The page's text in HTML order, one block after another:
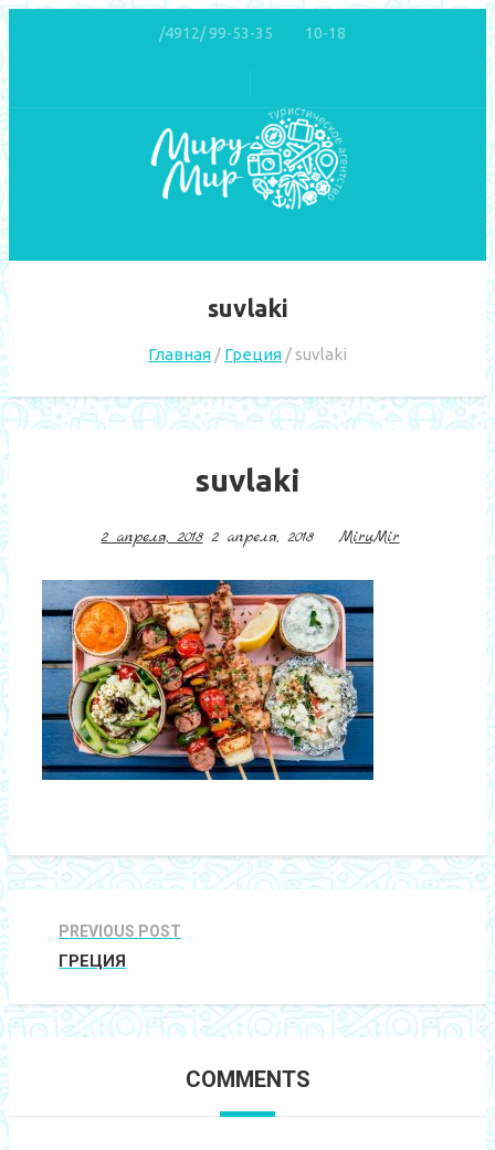
/4912/ 99-53-35 10-18
suvlaki
Главная Греция suvlaki
suvlaki
2 апреля, 2018 2 апреля, 2018 MiruMir
PREVIOUS POST
ГРЕЦИЯ
COMMENTS